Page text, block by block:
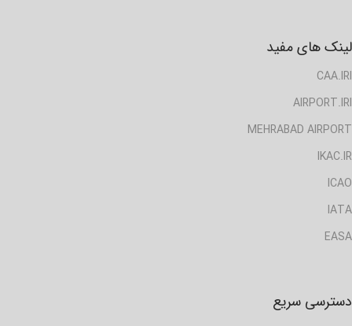
لینک های مفید
CAA.IRI
AIRPORT.IRI
MEHRABAD AIRPORT
IKAC.IR
ICAO
IATA
EASA
دسترسی سریع